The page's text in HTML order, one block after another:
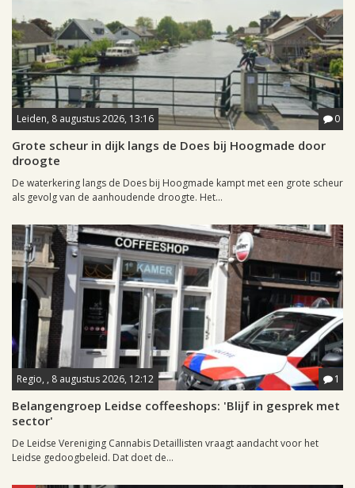
Leiden, 8 augustus 2026, 13:16 0
Grote scheur in dijk langs de Does bij Hoogmade door
droogte
De waterkering langs de Does bij Hoogmade kampt met een grote scheur
als gevolg van de aanhoudende droogte. Het...
Regio, , 8 augustus 2026, 12:12 1
Belangengroep Leidse coffeeshops: 'Blijf in gesprek met
sector'
De Leidse Vereniging Cannabis Detaillisten vraagt aandacht voor het
Leidse gedoogbeleid. Dat doet de...